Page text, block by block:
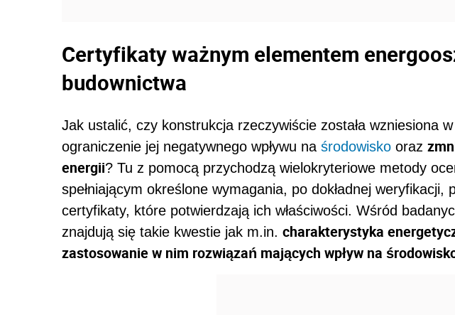
Certyfikaty ważnym elementem
budownictwa
Jak ustalić, czy konstrukcja rzeczywiście została wzniesiona
ograniczenie jej negatywnego wpływu na środowisko oraz
energii? Tu z pomocą przychodzą wielokryteriowe metody
spełniającym określone wymagania, po dokładnej weryfikacji,
certyfikaty, które potwierdzają ich właściwości. Wśród
znajdują się takie kwestie jak m.in. charakterystyka
zastosowanie w nim rozwiązań mających wpływ na